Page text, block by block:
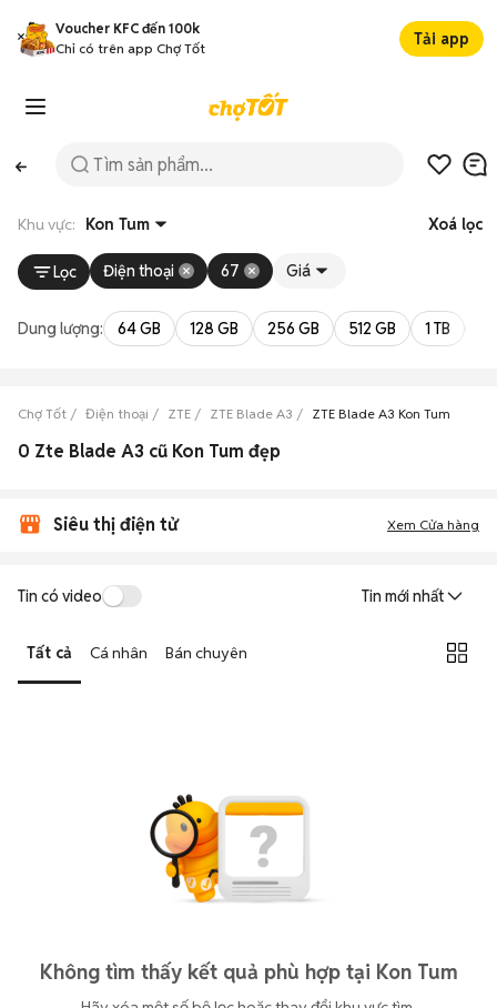
Voucher KFC đến 100k
Chỉ có trên app Chợ Tốt
Tải app
Khu vực: Kon Tum Xoá lọc
Lọc Điện thoại 67 Giá
Dung lượng: 64 GB 128 GB 256 GB 512 GB 1 TB
Chợ Tốt Điện thoại ZTE ZTE Blade A3 ZTE Blade A3 Kon Tum
0 Zte Blade A3 cũ Kon Tum đẹp
Siêu thị điện tử Xem Cửa hàng
Tin có video Tin mới nhất
Tất cả Cá nhân Bán chuyên
Không tìm thấy kết quả phù hợp tại Kon Tum